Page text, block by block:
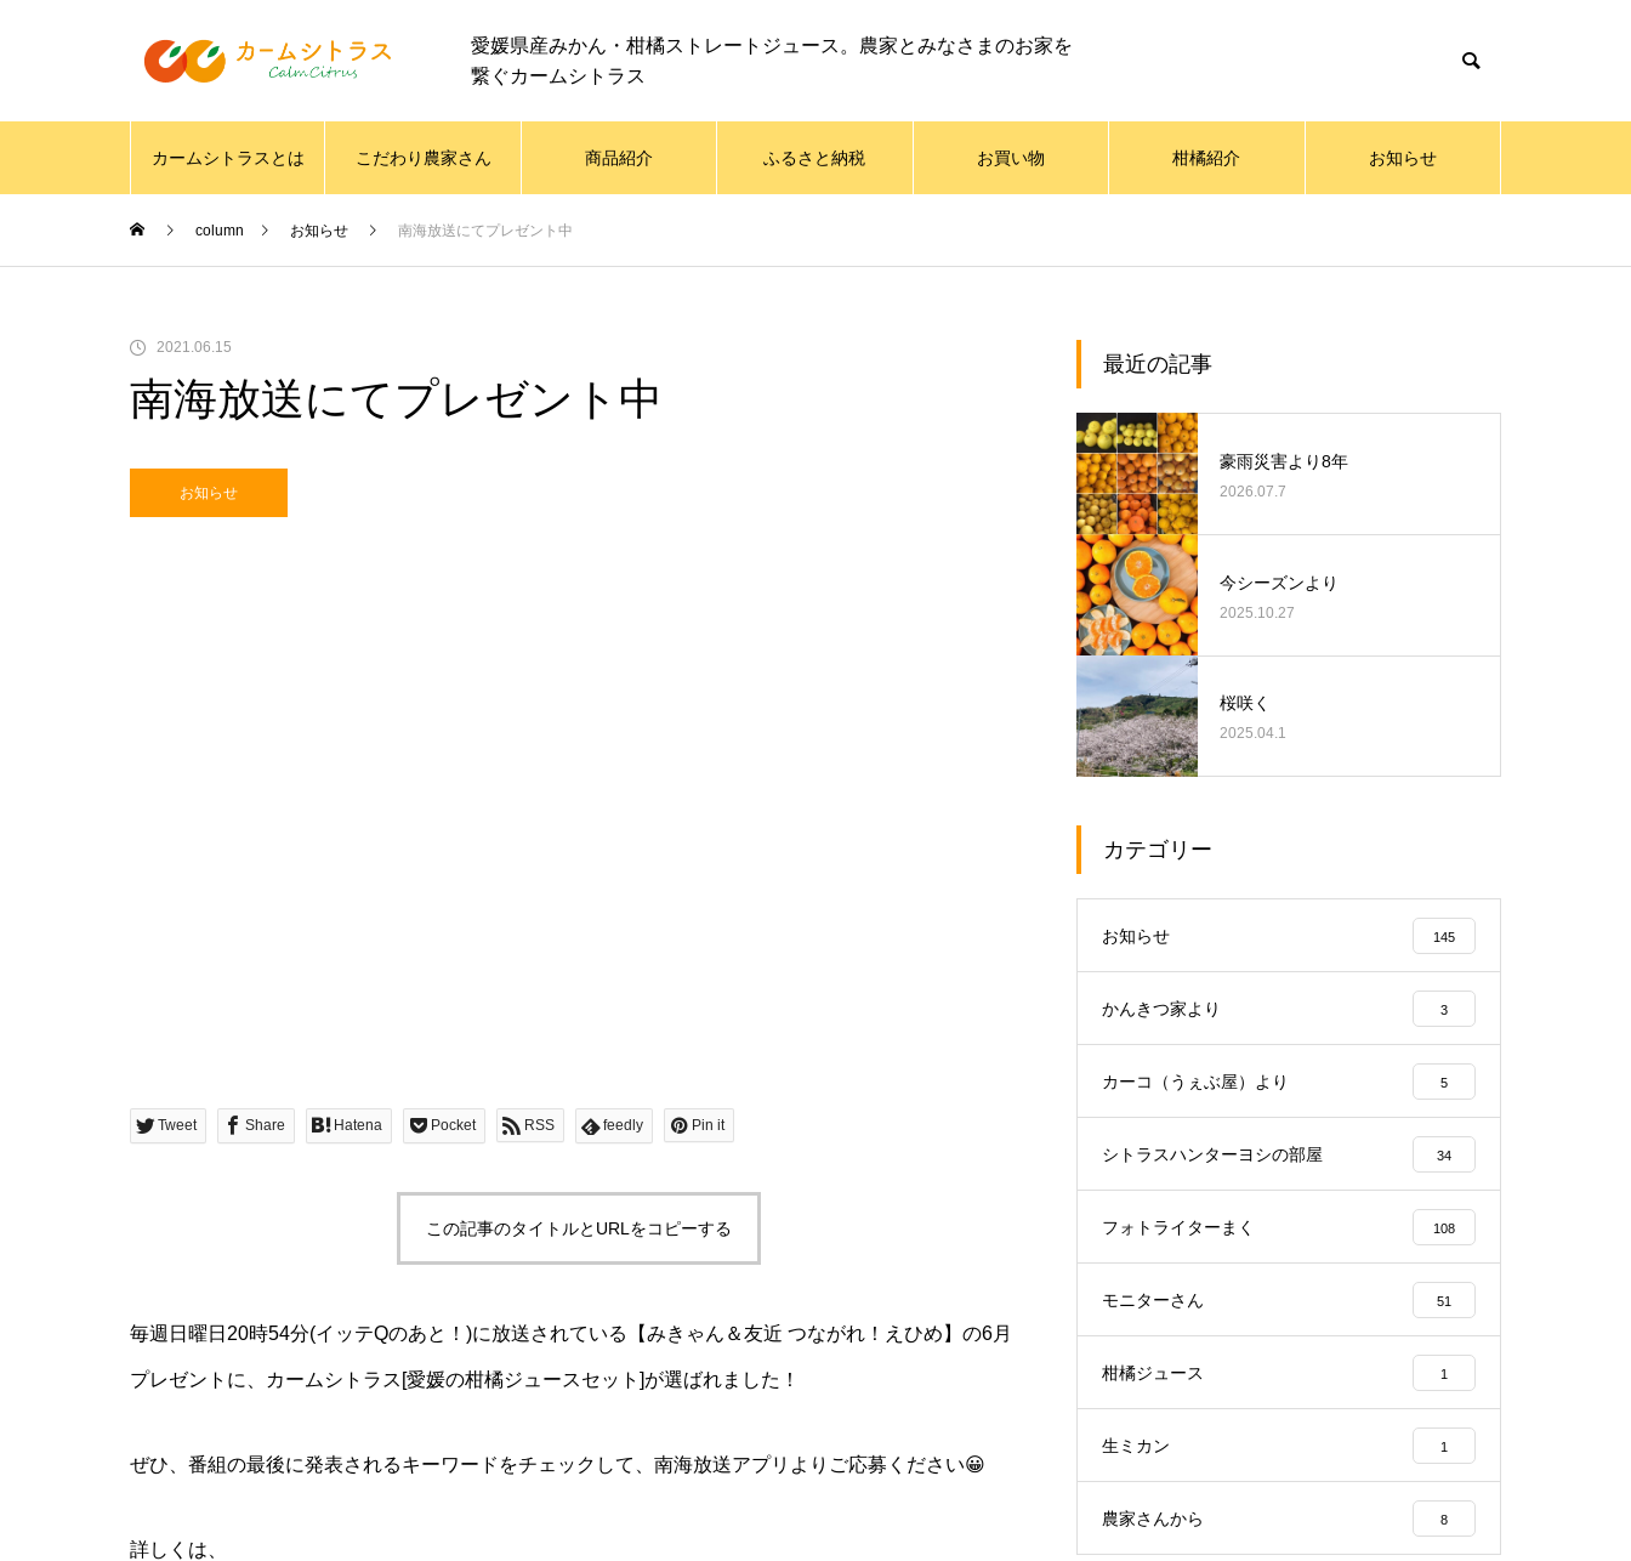
愛媛県産みかん・柑橘ストレートジュース。農家とみなさまのお家を
繋ぐカームシトラス
カームシトラスとは こだわり農家さん 商品紹介 ふるさと納税 お買い物 柑橘紹介 お知らせ
column お知らせ 南海放送にてプレゼント中
2021.06.15
南海放送にてプレゼント中
お知らせ
Tweet Share Hatena Pocket RSS feedly Pin it
この記事のタイトルとURLをコピーする
毎週日曜日20時54分(イッテQのあと！)に放送されている【みきゃん＆友近 つながれ！えひめ】の6月
プレゼントに、カームシトラス[愛媛の柑橘ジュースセット]が選ばれました！
ぜひ、番組の最後に発表されるキーワードをチェックして、南海放送アプリよりご応募ください😀
詳しくは、
最近の記事
豪雨災害より8年
2026.07.7
今シーズンより
2025.10.27
桜咲く
2025.04.1
カテゴリー
お知らせ 145
かんきつ家より 3
カーコ（うぇぶ屋）より 5
シトラスハンターヨシの部屋 34
フォトライターまく 108
モニターさん 51
柑橘ジュース 1
生ミカン 1
農家さんから 8